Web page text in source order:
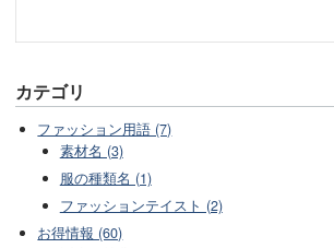
カテゴリ
ファッション用語 (7)
素材名 (3)
服の種類名 (1)
ファッションテイスト (2)
お得情報 (60)